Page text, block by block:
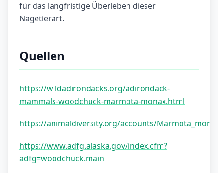
für das langfristige Überleben dieser
Nagetierart.
Quellen
https://wildadirondacks.org/adirondack-
mammals-woodchuck-marmota-monax.html
https://animaldiversity.org/accounts/
https://www.adfg.alaska.gov/index.cfm?
adfg=woodchuck.main